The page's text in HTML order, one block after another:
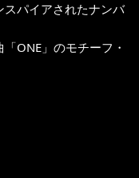
パイアされたナンバ
ONE」のモチーフ・